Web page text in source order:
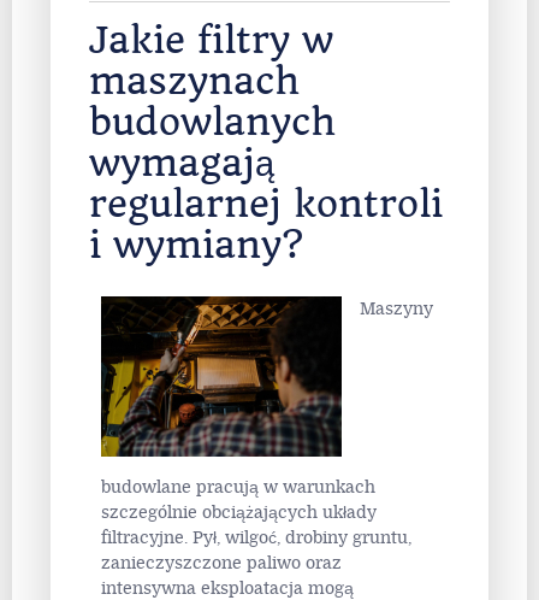
Jakie filtry w
maszynach
budowlanych
wymagają
regularnej kontroli
i wymiany?
Maszyny
budowlane pracują w warunkach
szczególnie obciążających układy
filtracyjne. Pył, wilgoć, drobiny gruntu,
zanieczyszczone paliwo oraz
intensywna eksploatacja mogą